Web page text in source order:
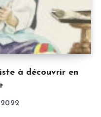
à découvrir en